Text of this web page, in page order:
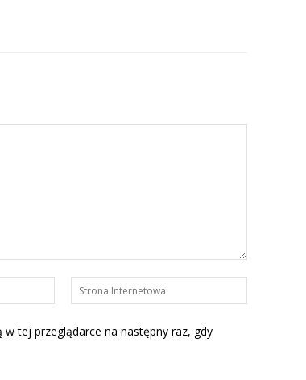
mail:*
Internetowa:
tej przeglądarce na następny raz, gdy